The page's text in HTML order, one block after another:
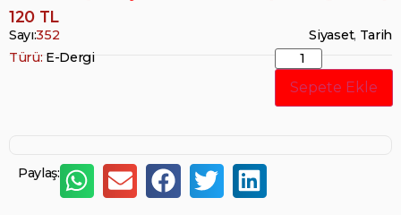
120 TL
Sayı:352 Siyaset, Tarih
Türü: E-Dergi
Sepete Ekle
Paylaş: